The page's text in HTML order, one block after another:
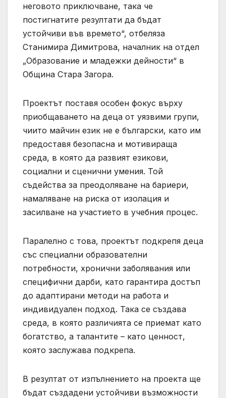
неговото приключване, така че
постигнатите резултати да бъдат
устойчиви във времето“, отбеляза
Станимира Димитрова, началник на отдел
„Образование и младежки дейности“ в
Община Стара Загора.
Проектът поставя особен фокус върху
приобщаването на деца от уязвими групи,
чиито майчин език не е български, като им
предоставя безопасна и мотивираща
среда, в която да развият езикови,
социални и сценични умения. Той
съдейства за преодоляване на бариери,
намаляване на риска от изолация и
засилване на участието в учебния процес.
Паралелно с това, проектът подкрепя деца
със специални образователни
потребности, хронични заболявания или
специфични дарби, като гарантира достъп
до адаптирани методи на работа и
индивидуален подход. Така се създава
среда, в която различията се приемат като
богатство, а талантите – като ценност,
която заслужава подкрепа.
В резултат от изпълнението на проекта ще
бъдат създадени устойчиви възможности